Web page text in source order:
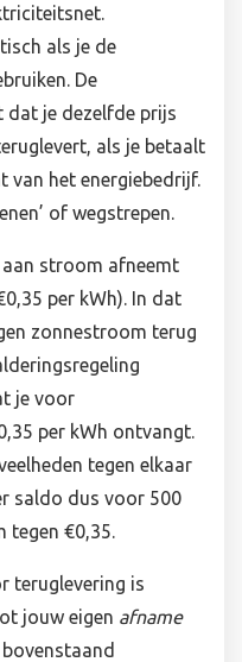
als je de
De
dat je dezelfde prijs
als je betaalt
van het energiebedrijf.
of wegstrepen.
stroom afneemt
per kWh). In dat
zonnestroom terug
je voor
per kWh ontvangt.
tegen elkaar
saldo dus voor 500
tegen €0,35.
teruglevering is
jouw eigen afname